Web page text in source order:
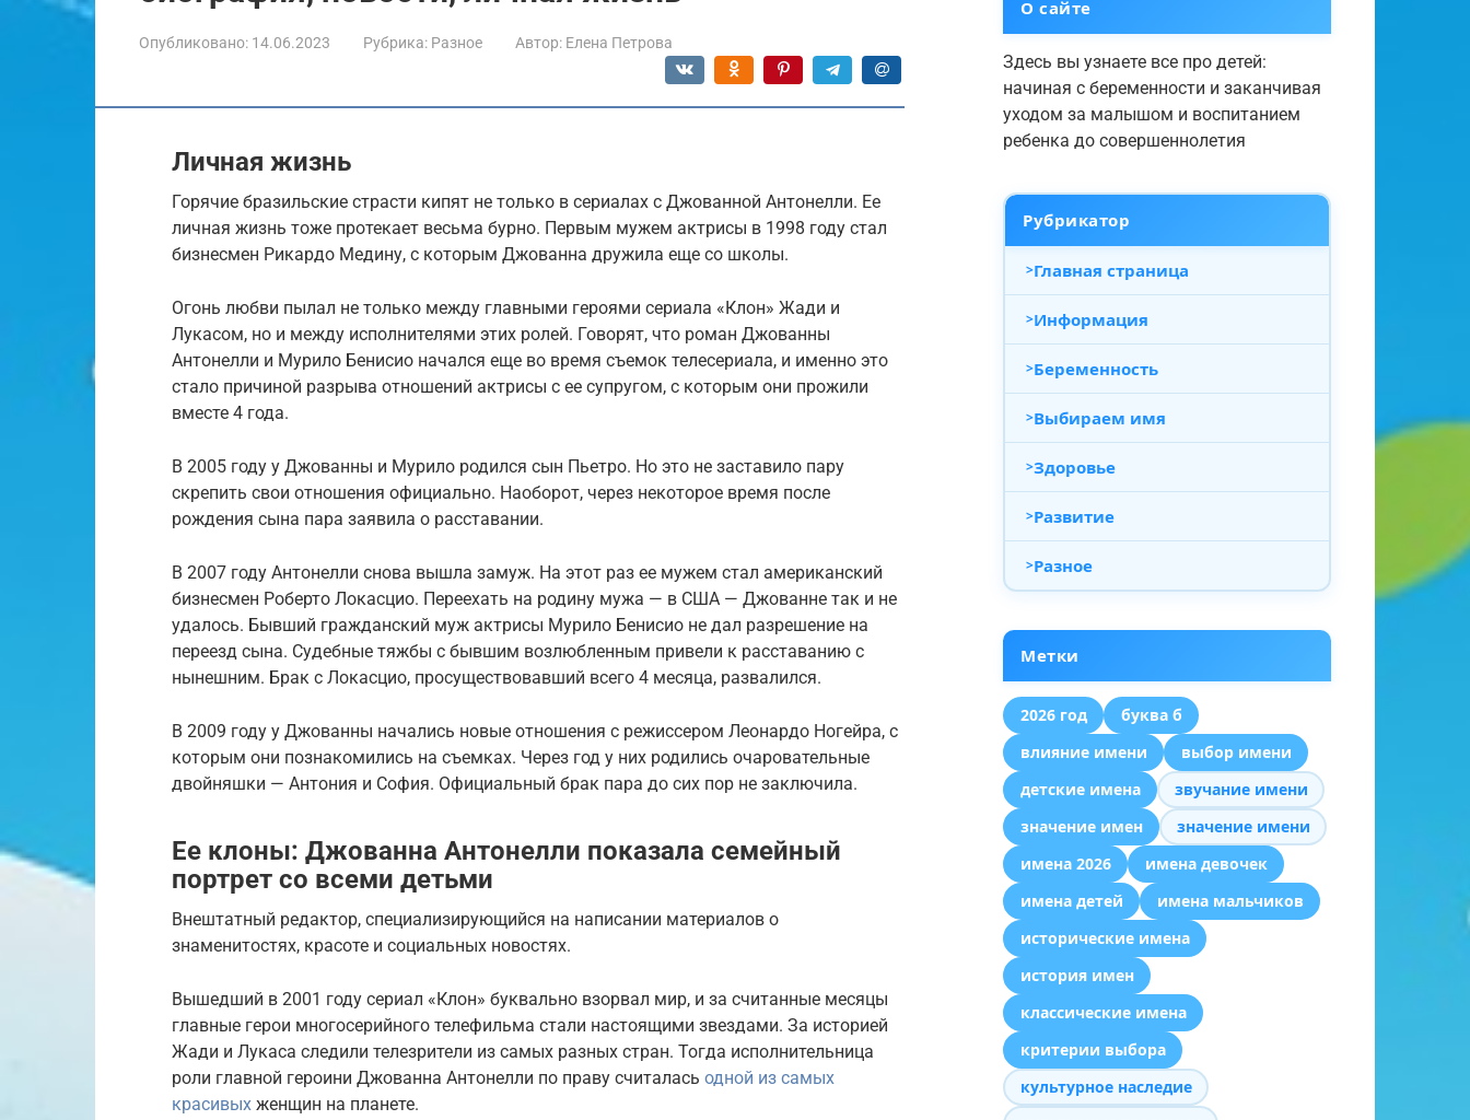
Опубликовано: 14.06.2023 Рубрика: Разное Автор: Елена Петрова
Личная жизнь
Горячие бразильские страсти кипят не только в сериалах с Джованной Антонелли. Ее
личная жизнь тоже протекает весьма бурно. Первым мужем актрисы в 1998 году стал
бизнесмен Рикардо Медину, с которым Джованна дружила еще со школы.
Огонь любви пылал не только между главными героями сериала «Клон» Жади и
Лукасом, но и между исполнителями этих ролей. Говорят, что роман Джованны
Антонелли и Мурило Бенисио начался еще во время съемок телесериала, и именно это
стало причиной разрыва отношений актрисы с ее супругом, с которым они прожили
вместе 4 года.
В 2005 году у Джованны и Мурило родился сын Пьетро. Но это не заставило пару
скрепить свои отношения официально. Наоборот, через некоторое время после
рождения сына пара заявила о расставании.
В 2007 году Антонелли снова вышла замуж. На этот раз ее мужем стал американский
бизнесмен Роберто Локасцио. Переехать на родину мужа — в США — Джованне так и не
удалось. Бывший гражданский муж актрисы Мурило Бенисио не дал разрешение на
переезд сына. Судебные тяжбы с бывшим возлюбленным привели к расставанию с
нынешним. Брак с Локасцио, просуществовавший всего 4 месяца, развалился.
В 2009 году у Джованны начались новые отношения с режиссером Леонардо Ногейра, с
которым они познакомились на съемках. Через год у них родились очаровательные
двойняшки — Антония и София. Официальный брак пара до сих пор не заключила.
Ее клоны: Джованна Антонелли показала семейный
портрет со всеми детьми
Внештатный редактор, специализирующийся на написании материалов о
знаменитостях, красоте и социальных новостях.
Вышедший в 2001 году сериал «Клон» буквально взорвал мир, и за считанные месяцы
главные герои многосерийного телефильма стали настоящими звездами. За историей
Жади и Лукаса следили телезрители из самых разных стран. Тогда исполнительница
роли главной героини Джованна Антонелли по праву считалась одной из самых
красивых женщин на планете.
О сайте
Здесь вы узнаете все про детей:
начиная с беременности и заканчивая
уходом за малышом и воспитанием
ребенка до совершеннолетия
Рубрикатор
Главная страница
Информация
Беременность
Выбираем имя
Здоровье
Развитие
Разное
Метки
2026 год
буква б
влияние имени
выбор имени
детские имена
звучание имени
значение имен
значение имени
имена 2026
имена девочек
имена детей
имена мальчиков
исторические имена
история имен
классические имена
критерии выбора
культурное наследие